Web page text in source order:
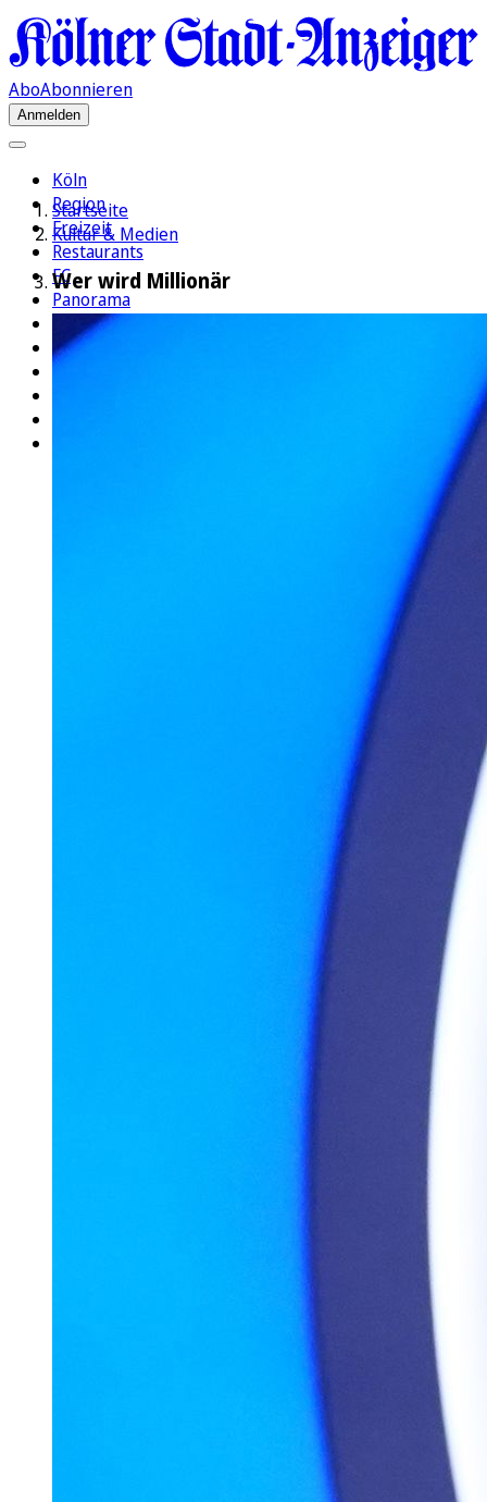
AboAbonnieren
Anmelden
Köln
Region
Freizeit
Restaurants
FC
Panorama
Politik
Wirtschaft
Kultur
Startseite
Kultur & Medien
Wer wird Millionär